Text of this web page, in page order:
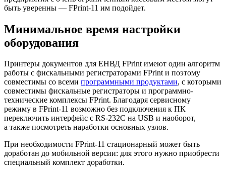
быть уверенны — FPrint-11 им подойдет.
Минимальное время настройки
оборудования
Принтеры документов для ЕНВД FPrint имеют один алгоритм
работы с фискальными регистраторами FPrint и поэтому
совместимы со всеми программными продуктами, с которыми
совместимы фискальные регистраторы и программно-
технические комплексы FPrint. Благодаря сервисному
режиму в FPrint-11 возможно без подключения к ПК
переключить интерфейс c RS-232C на USB и наоборот,
а также посмотреть наработки основных узлов.
При необходимости FPrint-11 стационарный может быть
доработан до мобильной версии: для этого нужно приобрести
специальный комплект доработки.